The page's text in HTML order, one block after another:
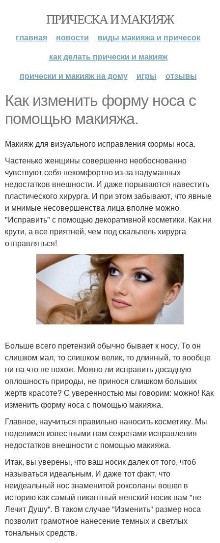
ПРИЧЕСКА И МАКИЯЖ
главная новости
виды макияжа и причесок
как делать прически и макияж
прически и макияж на дому
игры отзывы
Как изменить форму носа с
помощью макияжа.
Макияж для визуального исправления формы носа.
Частенько женщины совершенно необоснованно
чувствуют себя некомфортно из-за надуманных
недостатков внешности. И даже порываются навестить
пластического хирурга. И при этом забывают, что явные
и мнимые несовершенства лица вполне можно
"Исправить" с помощью декоративной косметики. Как ни
крути, а все приятней, чем под скальпель хирурга
отправляться!
Больше всего претензий обычно бывает к носу. То он
слишком мал, то слишком велик, то длинный, то вообще
ни на что не похож. Можно ли исправить досадную
оплошность природы, не принося слишком больших
жертв красоте? С уверенностью мы говорим: можно! Как
изменить форму носа с помощью макияжа.
Главное, научиться правильно наносить косметику. Мы
поделимся известными нам секретами исправления
недостатков внешности с помощью макияжа.
Итак, вы уверены, что ваш носик далек от того, чтоб
называться идеальным. И даже тот факт, что
неидеальный нос знаменитой роксоланы вошел в
историю как самый пикантный женский носик вам "не
Лечит Душу". В таком случае "Изменить" размер носа
позволит грамотное нанесение темных и светлых
тональных средств.